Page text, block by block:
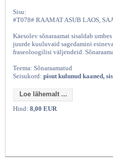
Sisu:
#T078# RAAMAT ASUB LAOS,
Käesolev sõnaraamat sisaldab
juurde kuuluvaid sagedamini
fraseoloogilisi väljendeid.
Teema: Sõnaraamatud
Seisukord: pisut kulunud kaaned,
Loe lähemalt ...
Hind: 8,00 EUR